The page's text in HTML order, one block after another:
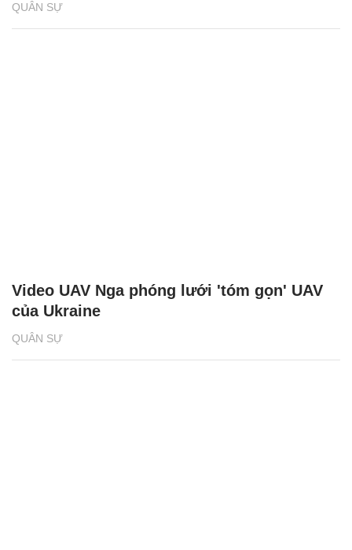
QUÂN SỰ
QUÂN SỰ
Video UAV Nga phóng lưới 'tóm gọn' UAV
của Ukraine